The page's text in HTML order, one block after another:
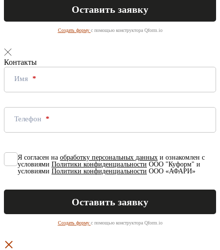
Создать форму с помощью конструктора Qform.io
Контакты
Имя
Телефон
Я согласен на обработку персональных данных и ознакомлен с
условиями Политики конфиденциальности ООО "Куформ" и
условиями Политики конфиденциальности ООО «АФАРИ»
Создать форму с помощью конструктора Qform.io